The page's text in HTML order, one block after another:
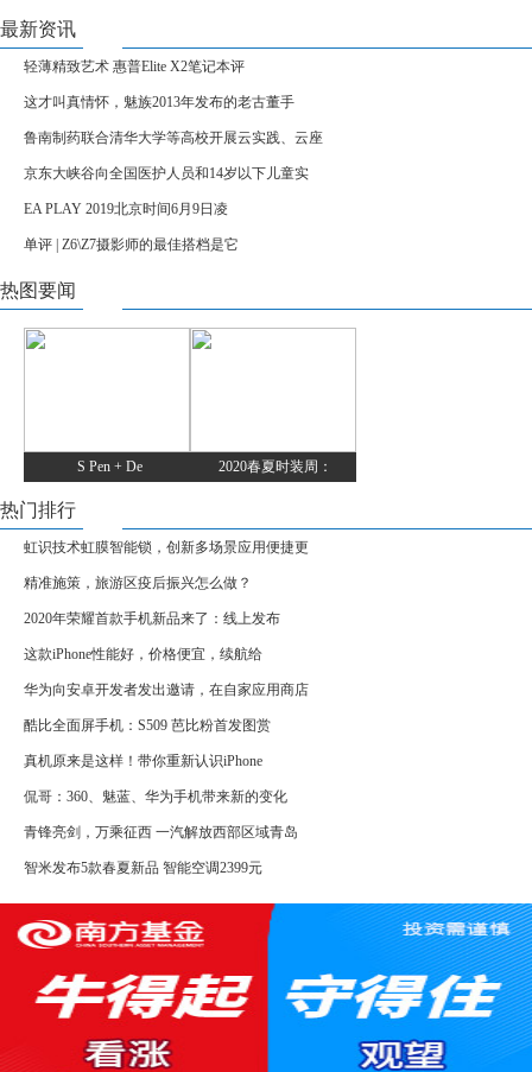
最新资讯
轻薄精致艺术 惠普Elite X2笔记本评
这才叫真情怀，魅族2013年发布的老古董手
鲁南制药联合清华大学等高校开展云实践、云座
京东大峡谷向全国医护人员和14岁以下儿童实
EA PLAY 2019北京时间6月9日凌
单评 | Z6\Z7摄影师的最佳搭档是它
热图要闻
S Pen + De 2020春夏时装周：
热门排行
虹识技术虹膜智能锁，创新多场景应用便捷更
精准施策，旅游区疫后振兴怎么做？
2020年荣耀首款手机新品来了：线上发布
这款iPhone性能好，价格便宜，续航给
华为向安卓开发者发出邀请，在自家应用商店
酷比全面屏手机：S509 芭比粉首发图赏
真机原来是这样！带你重新认识iPhone
侃哥：360、魅蓝、华为手机带来新的变化
青锋亮剑，万乘征西 一汽解放西部区域青岛
智米发布5款春夏新品 智能空调2399元